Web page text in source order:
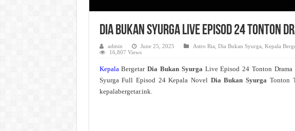
Dia Bukan Syurga Live Episod 24 Tonton
admin June 25, 2025 Astro Ria Dia Bukan Syurga Kepala
16,807 Views
KepalaBergetarDia Bukan Syurga Live Episod 24 Tonton
Syurga Full Episod 24 Kepala Novel Dia Bukan Syurga Tonton
kepalabergetar.ink.